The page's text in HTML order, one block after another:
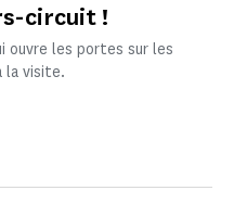
circuit !
les portes sur les
la visite.